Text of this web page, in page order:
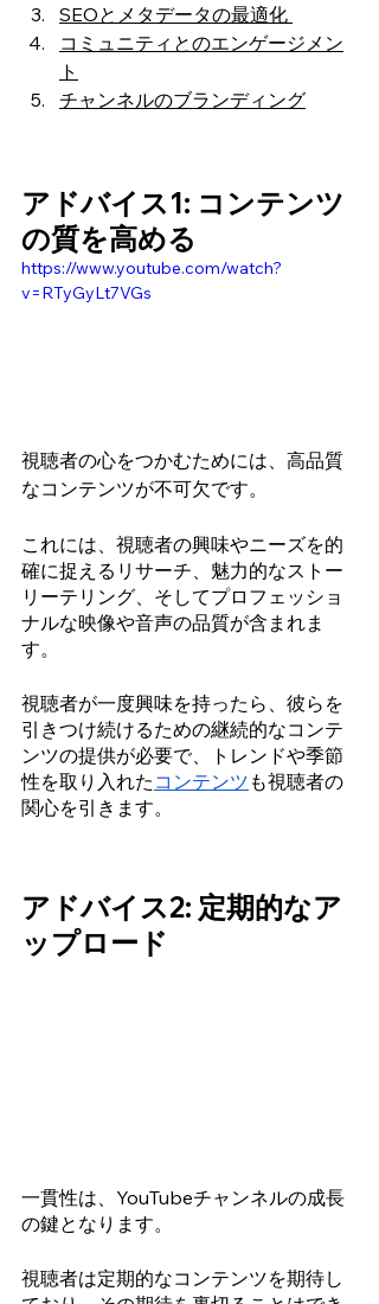
SEOとメタデータの最適化
コミュニティとのエンゲージメン
ト
チャンネルのブランディング
アドバイス1: コンテンツ
の質を高める
https://www.youtube.com/watch?
v=RTyGyLt7VGs
視聴者の心をつかむためには、高品質
なコンテンツが不可欠です。
これには、視聴者の興味やニーズを的
確に捉えるリサーチ、魅力的なストー
リーテリング、そしてプロフェッショ
ナルな映像や音声の品質が含まれま
す。
視聴者が一度興味を持ったら、彼らを
引きつけ続けるための継続的なコンテ
ンツの提供が必要で、トレンドや季節
性を取り入れた コンテンツ も視聴者の
関心を引きます。
アドバイス2: 定期的なア
ップロード
一貫性は、YouTubeチャンネルの成長
の鍵となります。
視聴者は定期的なコンテンツを期待し